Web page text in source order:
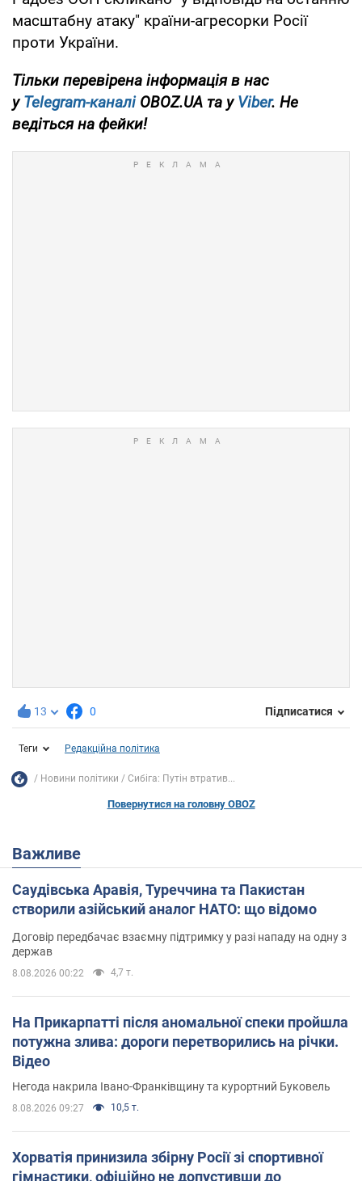
масштабну атаку" країни-агресорки Росії
проти України.
Тільки перевірена інформація в нас
уTelegram-каналіOBOZ.UA та уViber. Не
ведіться на фейки!
13 0 Підписатися
Теги Редакційна політика
Новини політики Сибіга: Путін втратив...
Повернутися на головну OBOZ
Важливе
Саудівська Аравія, Туреччина та Пакистан
створили азійський аналог НАТО: що відомо
Договір передбачає взаємну підтримку у разі нападу на одну з
держав
8.08.2026 00:22 4,7 т.
На Прикарпатті після аномальної спеки пройшла
потужна злива: дороги перетворились на річки.
Відео
Негода накрила Івано-Франківщину та курортний Буковель
8.08.2026 09:27 10,5 т.
Хорватія принизила збірну Росії зі спортивної
гімнастики, офіційно не допустивши до